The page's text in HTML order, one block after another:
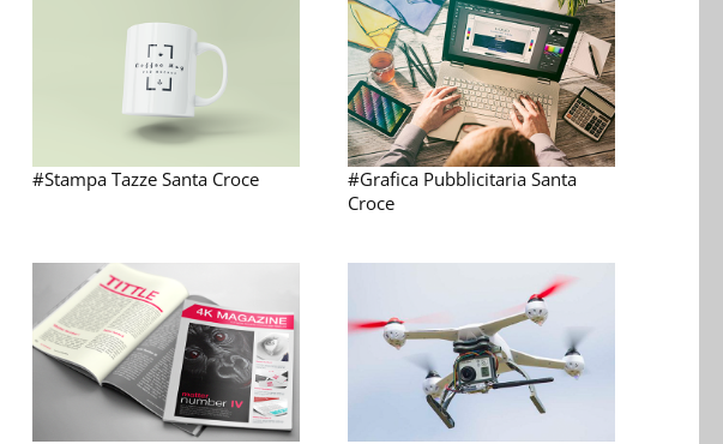
#Stampa Tazze Santa Croce
#Grafica Pubblicitaria Santa
Croce